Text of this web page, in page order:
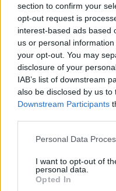
section to confirm your
opt-out request is
interest-based ads based
us or personal
your opt-out. You may
disclosure of your
IAB’s list of downstream
also be disclosed by us to
Downstream Participants
Please note that this
not limited to your visit or
grant or deny consent to
use your data for below
Personal Data
I want to opt-out of
personal data.
Opted In